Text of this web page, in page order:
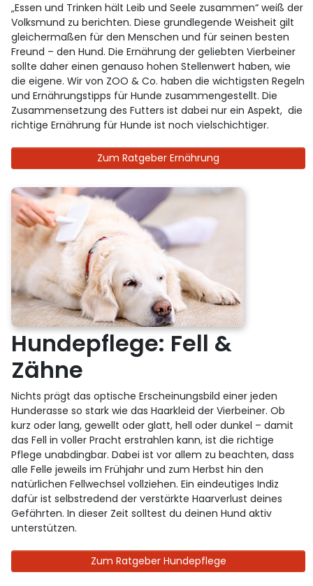
„Essen und Trinken hält Leib und Seele zusammen“ weiß der
Volksmund zu berichten. Diese grundlegende Weisheit gilt
gleichermaßen für den Menschen und für seinen besten
Freund – den Hund. Die Ernährung der geliebten Vierbeiner
sollte daher einen genauso hohen Stellenwert haben, wie
die eigene. Wir von ZOO & Co. haben die wichtigsten Regeln
und Ernährungstipps für Hunde zusammengestellt. Die
Zusammensetzung des Futters ist dabei nur ein Aspekt, die
richtige Ernährung für Hunde ist noch vielschichtiger.
Zum Ratgeber Ernährung
Hundepflege: Fell &
Zähne
Nichts prägt das optische Erscheinungsbild einer jeden
Hunderasse so stark wie das Haarkleid der Vierbeiner. Ob
kurz oder lang, gewellt oder glatt, hell oder dunkel – damit
das Fell in voller Pracht erstrahlen kann, ist die richtige
Pflege unabdingbar. Dabei ist vor allem zu beachten, dass
alle Felle jeweils im Frühjahr und zum Herbst hin den
natürlichen Fellwechsel vollziehen. Ein eindeutiges Indiz
dafür ist selbstredend der verstärkte Haarverlust deines
Gefährten. In dieser Zeit solltest du deinen Hund aktiv
unterstützen.
Zum Ratgeber Hundepflege